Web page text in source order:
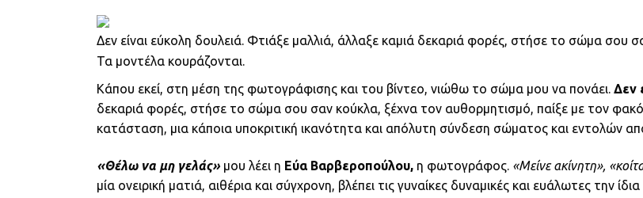
Δεν είναι εύκολη δουλειά. Φτιάξε μαλλιά, άλλαξε καμιά δεκαριά φορές, στήσε το σώμα σου
Τα μοντέλα κουράζονται.
Κάπου εκεί, στη μέση της φωτογράφισης και του βίντεο, νιώθω το σώμα μου να πονάει. Δεν
δεκαριά φορές, στήσε το σώμα σου σαν κούκλα, ξέχνα τον αυθορμητισμό, παίξε με τον
κατάσταση, μια κάποια υποκριτική ικανότητα και απόλυτη σύνδεση σώματος και εντολών
«Θέλω να μη γελάς»μου λέει η Εύα Βαρβεροπούλου, η φωτογράφος. «Μείνε ακίνητη»,
μία ονειρική ματιά, αιθέρια και σύγχρονη, βλέπει τις γυναίκες δυναμικές και ευάλωτες την